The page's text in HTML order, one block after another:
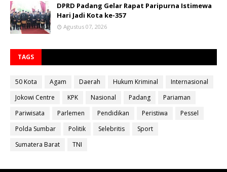
DPRD Padang Gelar Rapat Paripurna Istimewa
Hari Jadi Kota ke-357
Agustus 07, 2026
TAGS
50 Kota Agam Daerah Hukum Kriminal
Internasional
Jokowi Centre
KPK Nasional Padang
Pariaman
Pariwisata
Parlemen Pendidikan Peristiwa
Pessel
Polda Sumbar
Politik Selebritis
Sport
Sumatera Barat
TNI